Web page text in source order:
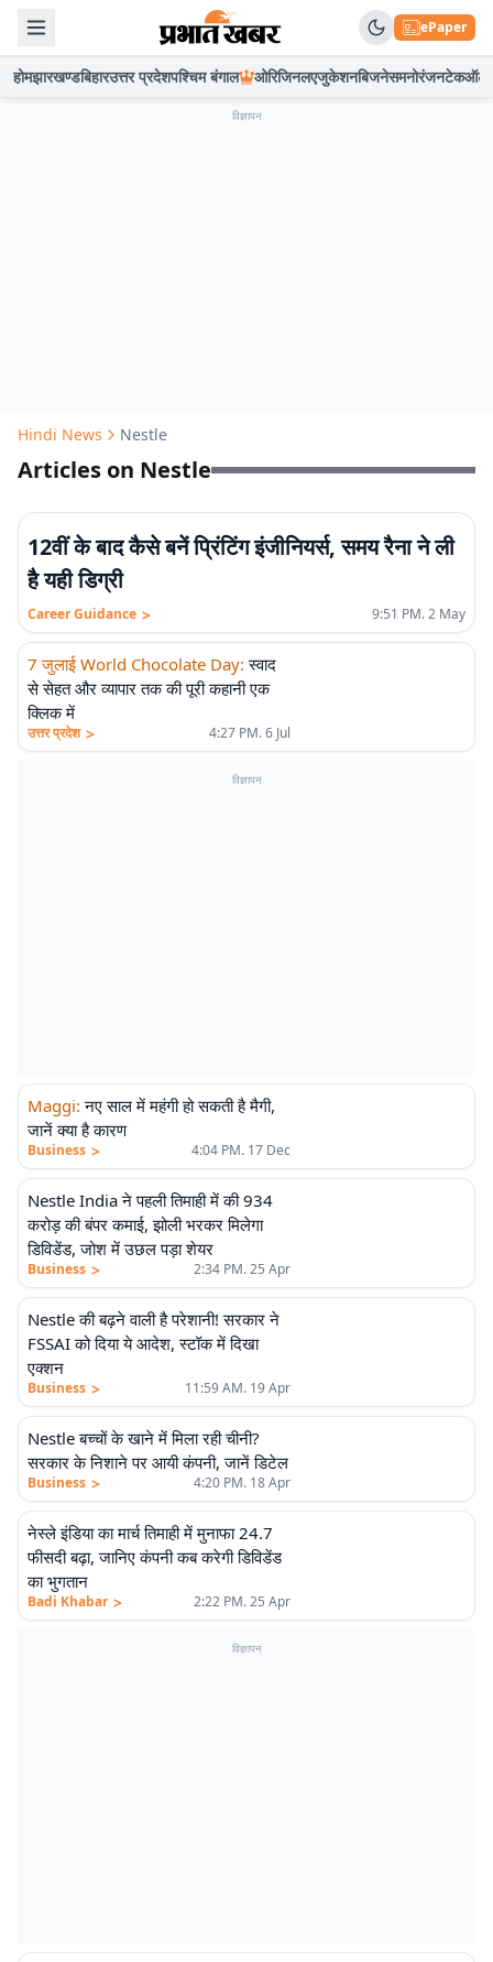
ePaper
होमझारखण्डबिहारउत्तर प्रदेशपश्चिम बंगाल ओरिजिनलएजुकेशनबिजनेसमनोरंजनटेकऑटो
विज्ञापन
Hindi News Nestle
Articles on Nestle
12वीं के बाद कैसे बनें प्रिंटिंग इंजीनियर्स, समय रैना ने ली
है यही डिग्री
Career Guidance > 9:51 PM. 2 May
7 जुलाई World Chocolate Day: स्वाद
से सेहत और व्यापार तक की पूरी कहानी एक
क्लिक में
उत्तर प्रदेश > 4:27 PM. 6 Jul
विज्ञापन
Maggi: नए साल में महंगी हो सकती है मैगी,
जानें क्या है कारण
Business > 4:04 PM. 17 Dec
Nestle India ने पहली तिमाही में की 934
करोड़ की बंपर कमाई, झोली भरकर मिलेगा
डिविडेंड, जोश में उछल पड़ा शेयर
Business > 2:34 PM. 25 Apr
Nestle की बढ़ने वाली है परेशानी! सरकार ने
FSSAI को दिया ये आदेश, स्टॉक में दिखा
एक्शन
Business > 11:59 AM. 19 Apr
Nestle बच्चों के खाने में मिला रही चीनी?
सरकार के निशाने पर आयी कंपनी, जानें डिटेल
Business > 4:20 PM. 18 Apr
नेस्ले इंडिया का मार्च तिमाही में मुनाफा 24.7
फीसदी बढ़ा, जानिए कंपनी कब करेगी डिविडेंड
का भुगतान
Badi Khabar > 2:22 PM. 25 Apr
विज्ञापन